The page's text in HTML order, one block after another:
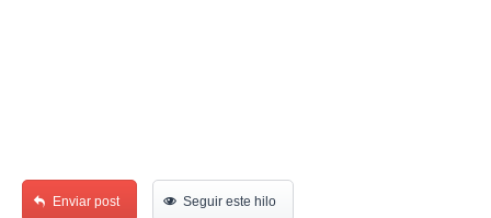
Enviar post Seguir este hilo